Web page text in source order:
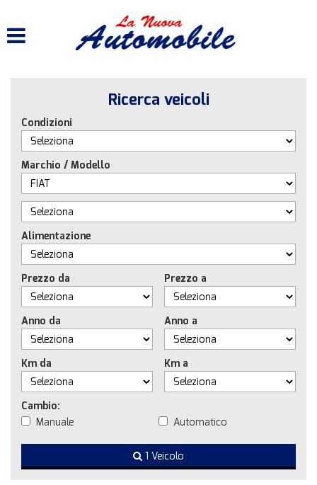
ASSISTENZA
CONTATTI
Ricerca veicoli
Condizioni
Marchio / Modello
Alimentazione
Prezzo da Prezzo a
Anno da Anno a
Km da Km a
Cambio:
Manuale
Automatico
1 Veicolo